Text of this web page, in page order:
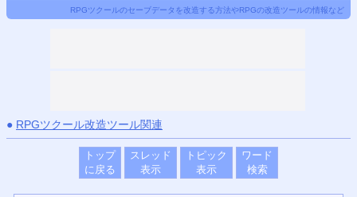
RPGツクールのセーブデータを改造する方法やRPGの改造ツールの情報など
● RPGツクール改造ツール関連
トップ
に戻る
スレッド
表示
トピック
表示
ワード
検索